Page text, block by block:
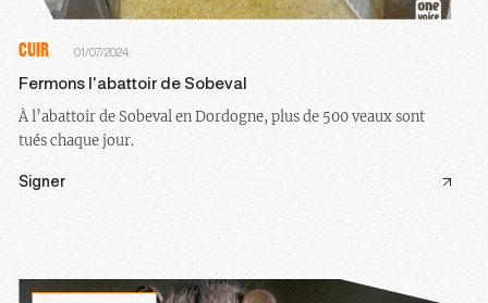
CUIR 01/07/2024
Fermons l’abattoir de Sobeval
À l’abattoir de Sobeval en Dordogne, plus de 500 veaux sont
tués chaque jour.
Signer